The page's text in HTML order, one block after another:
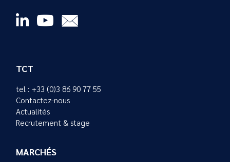
TCT
tel : +33 (0)3 86 90 77 55
Contactez-nous
Actualités
Recrutement & stage
MARCHÉS